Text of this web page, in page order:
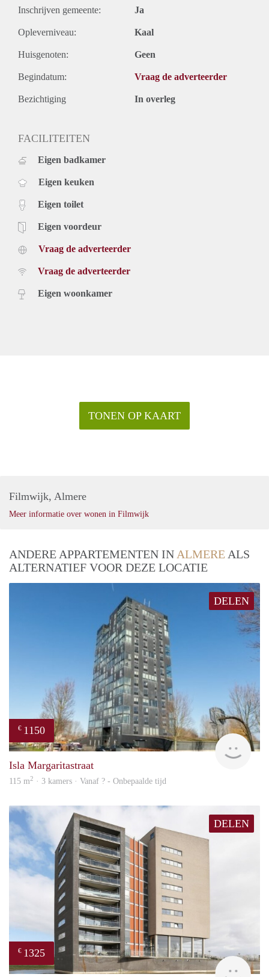
Inschrijven gemeente: Ja
Opleverniveau: Kaal
Huisgenoten: Geen
Begindatum: Vraag de adverteerder
Bezichtiging In overleg
FACILITEITEN
Eigen badkamer
Eigen keuken
Eigen toilet
Eigen voordeur
Vraag de adverteerder
Vraag de adverteerder
Eigen woonkamer
TONEN OP KAART
Filmwijk, Almere
Meer informatie over wonen in Filmwijk
ANDERE APPARTEMENTEN IN ALMERE ALS
ALTERNATIEF VOOR DEZE LOCATIE
DELEN
€ 1150
Isla Margaritastraat
115 m2 · 3 kamers · Vanaf ? - Onbepaalde tijd
DELEN
€ 1325